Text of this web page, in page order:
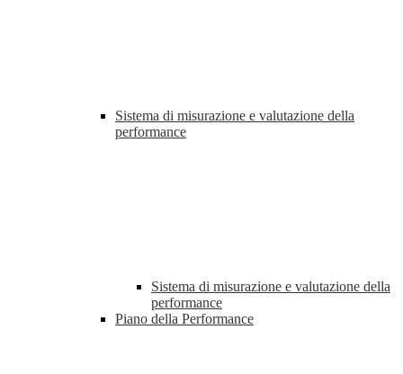
Sistema di misurazione e valutazione della
performance
Sistema di misurazione e valutazione della
performance
Piano della Performance